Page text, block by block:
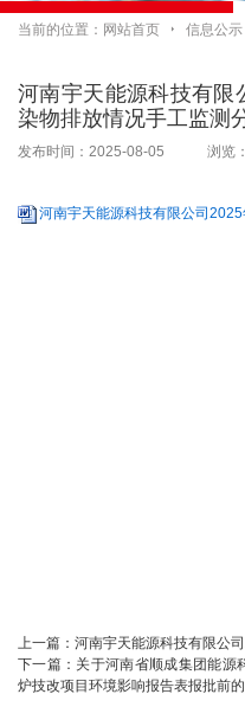
当前的位置： 网站首页  信息公示
河南宇天能源科技有限
染物排放情况手工监测
发布时间：2025-08-05 浏览
河南宇天能源科技有限公司
上一篇： 河南宇天能源科技有限公
下一篇： 关于河南省顺成集团能源
炉技改项目环境影响报告表报批前